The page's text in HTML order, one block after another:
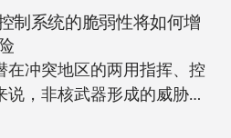
制系统的脆弱性将如何增
在冲突地区的两用指挥、控
，非核武器形成的威胁越